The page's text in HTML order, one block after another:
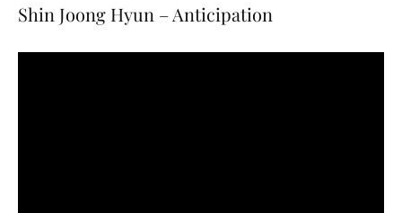
Shin Joong Hyun – Anticipation